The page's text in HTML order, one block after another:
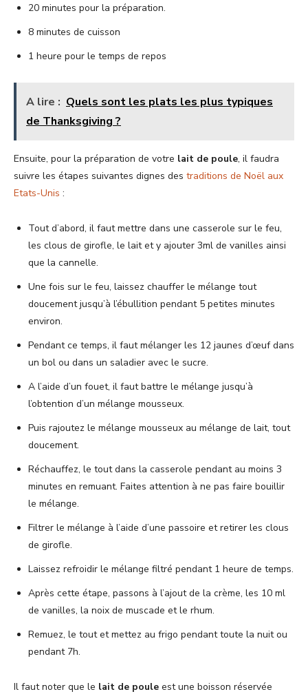
20 minutes pour la préparation.
8 minutes de cuisson
1 heure pour le temps de repos
A lire : Quels sont les plats les plus typiques
de Thanksgiving ?
Ensuite, pour la préparation de votre lait de poule, il faudra
suivre les étapes suivantes dignes des traditions de Noël aux
Etats-Unis :
Tout d’abord, il faut mettre dans une casserole sur le feu,
les clous de girofle, le lait et y ajouter 3ml de vanilles ainsi
que la cannelle.
Une fois sur le feu, laissez chauffer le mélange tout
doucement jusqu’à l’ébullition pendant 5 petites minutes
environ.
Pendant ce temps, il faut mélanger les 12 jaunes d’œuf dans
un bol ou dans un saladier avec le sucre.
A l’aide d’un fouet, il faut battre le mélange jusqu’à
l’obtention d’un mélange mousseux.
Puis rajoutez le mélange mousseux au mélange de lait, tout
doucement.
Réchauffez, le tout dans la casserole pendant au moins 3
minutes en remuant. Faites attention à ne pas faire bouillir
le mélange.
Filtrer le mélange à l’aide d’une passoire et retirer les clous
de girofle.
Laissez refroidir le mélange filtré pendant 1 heure de temps.
Après cette étape, passons à l’ajout de la crème, les 10 ml
de vanilles, la noix de muscade et le rhum.
Remuez, le tout et mettez au frigo pendant toute la nuit ou
pendant 7h.
Il faut noter que le lait de poule est une boisson réservée